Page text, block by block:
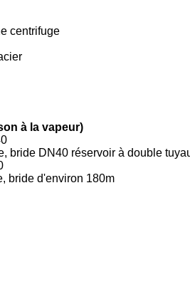
centrifuge
à la vapeur)
bride DN40 réservoir à double
bride d'environ 180m